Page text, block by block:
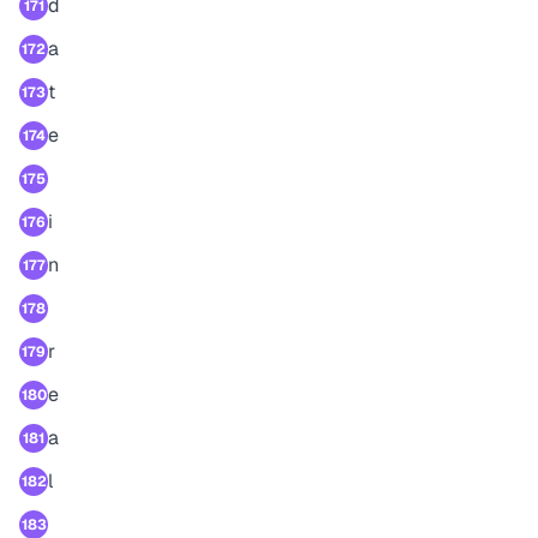
171 d
172a
173t
174e
175
176 i
177 n
178
179 r
180e
181 a
182l
183